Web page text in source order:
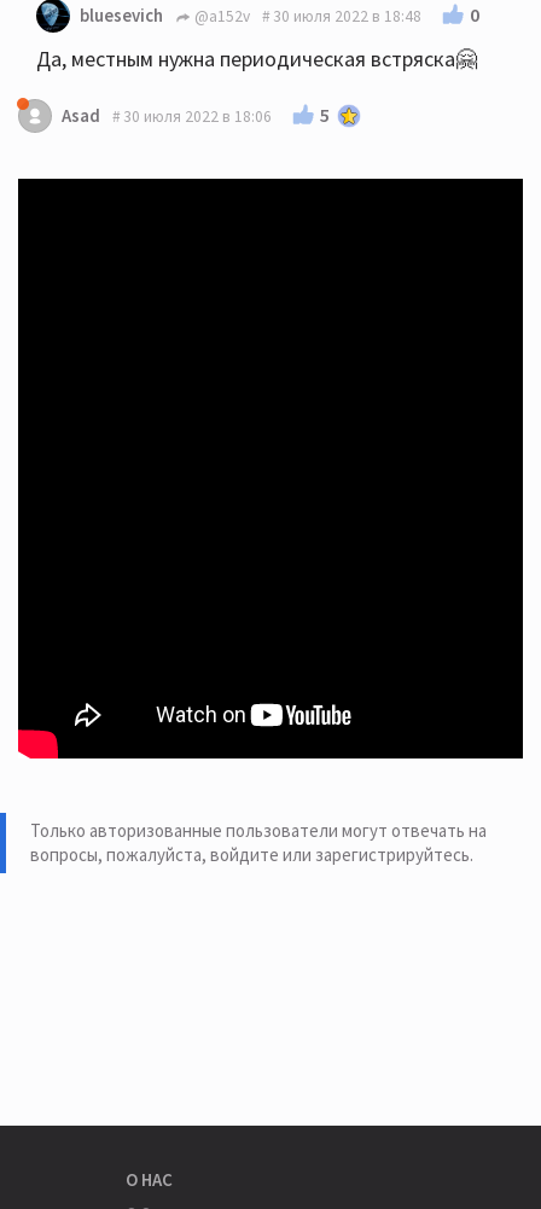
bluesevich @a152v 30 июля 2022 в 18:48 0
Да, местным нужна периодическая встряска🤗
Asad 30 июля 2022 в 18:06 5
Только авторизованные пользователи могут отвечать на
вопросы, пожалуйста, войдите или зарегистрируйтесь.
О НАС